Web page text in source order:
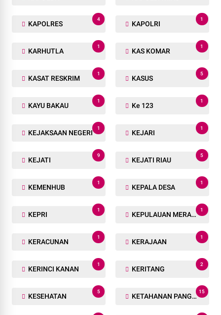
KAPOLRES
4
KAPOLRI
1
KARHUTLA
1
KAS KOMAR
1
KASAT RESKRIM
1
KASUS
5
KAYU BAKAU
1
Ke 123
1
KEJAKSAAN NEGERI
1
KEJARI
1
KEJATI
9
KEJATI RIAU
5
KEMENHUB
1
KEPALA DESA
1
KEPRI
1
KEPULAUAN MERANTI
1
KERACUNAN
1
KERAJAAN
1
KERINCI KANAN
1
KERITANG
2
KESEHATAN
5
KETAHANAN PANGAN
15